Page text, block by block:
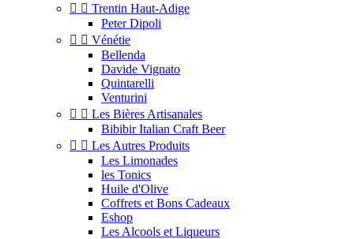
  Trentin Haut-Adige
Peter Dipoli
  Vénétie
Bellenda
Davide Vignato
Quintarelli
Venturini
  Les Bières Artisanales
Bibibir Italian Craft Beer
  Les Autres Produits
Les Limonades
les Tonics
Huile d'Olive
Coffrets et Bons Cadeaux
Eshop
Les Alcools et Liqueurs